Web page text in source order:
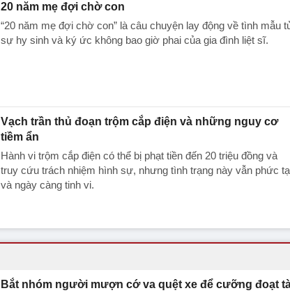
20 năm mẹ đợi chờ con
“20 năm mẹ đợi chờ con” là câu chuyện lay động về tình mẫu
sự hy sinh và ký ức không bao giờ phai của gia đình liệt sĩ.
Vạch trần thủ đoạn trộm cắp điện và những nguy cơ
tiềm ẩn
Hành vi trộm cắp điện có thể bị phạt tiền đến 20 triệu đồng và
truy cứu trách nhiệm hình sự, nhưng tình trạng này vẫn phức
và ngày càng tinh vi.
Bắt nhóm người mượn cớ va quệt xe để cưỡng đoạt